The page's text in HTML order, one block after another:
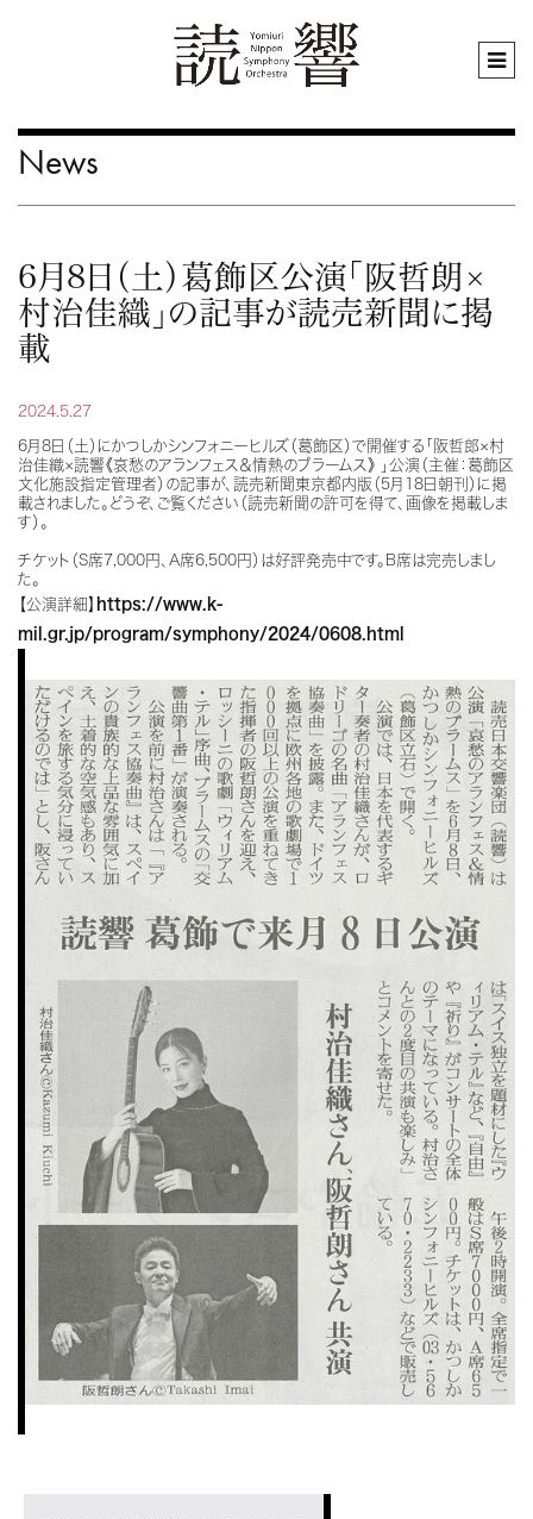
News
6月8日（土）葛飾区公演「阪哲朗×
村治佳織」の記事が読売新聞に掲
載
2024.5.27
6月8日（土）にかつしかシンフォニーヒルズ（葛飾区）で開催する「阪哲郎×村
治佳織×読響《哀愁のアランフェス＆情熱のブラームス》 」公演（主催： 葛飾区
文化施設指定管理者）の記事が、読売新聞東京都内版（5月18日朝刊）に掲
載されました。どうぞ、ご覧ください（読売新聞の許可を得て、画像を掲載しま
す）。
チケット（S席7,000円、A席6,500円）は好評発売中です。B席は完売しまし
た。
【公演詳細】 https://www.k-
mil.gr.jp/program/symphony/2024/0608.html